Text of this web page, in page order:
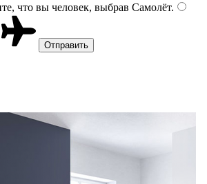
что вы человек, выбрав Самолёт.